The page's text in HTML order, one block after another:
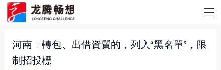
河南：轉包、出借資質的，列入“黑名單”，限
制招投標